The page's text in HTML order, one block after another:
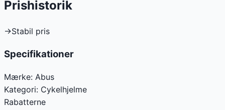
Prishistorik
→Stabil pris
Specifikationer
Mærke: Abus
Kategori: Cykelhjelme
Rabatterne